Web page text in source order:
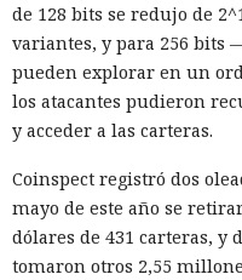
de 128 bits se redujo de
variantes, y para 256 bits
pueden explorar en un
los atacantes pudieron
y acceder a las carteras.
Coinspect registró dos
mayo de este año se
dólares de 431 carteras, y
tomaron otros 2,55